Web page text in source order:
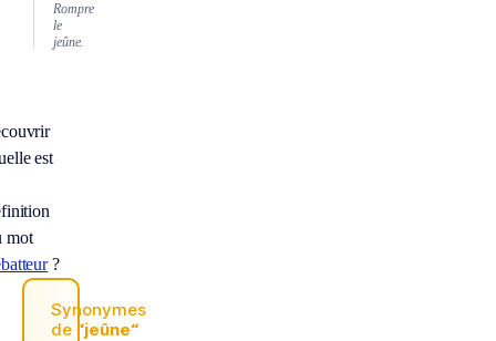
Rompre
le
jeûne.
est
mot
?
Synonymes
de “jeûne“